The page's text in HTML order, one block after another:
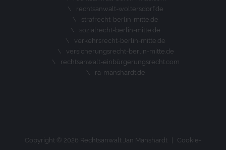
rechtsanwalt-woltersdorf.de
strafrecht-berlin-mitte.de
sozialrecht-berlin-mitte.de
verkehrsrecht-berlin-mitte.de
versicherungsrecht-berlin-mitte.de
rechtsanwalt-einbürgerungsrecht.com
ra-manshardt.de
Copyright © 2026 Rechtsanwalt Jan Manshardt | Cookie-